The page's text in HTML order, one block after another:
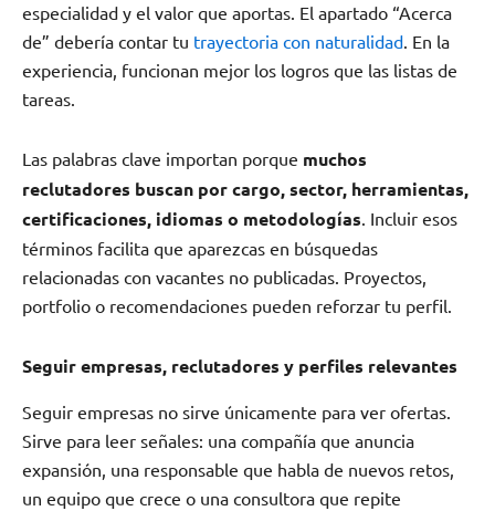
especialidad y el valor que aportas. El apartado “Acerca
de” debería contar tu trayectoria con naturalidad. En la
experiencia, funcionan mejor los logros que las listas de
tareas.
Las palabras clave importan porque muchos
reclutadores buscan por cargo, sector, herramientas,
certificaciones, idiomas o metodologías. Incluir esos
términos facilita que aparezcas en búsquedas
relacionadas con vacantes no publicadas. Proyectos,
portfolio o recomendaciones pueden reforzar tu perfil.
Seguir empresas, reclutadores y perfiles relevantes
Seguir empresas no sirve únicamente para ver ofertas.
Sirve para leer señales: una compañía que anuncia
expansión, una responsable que habla de nuevos retos,
un equipo que crece o una consultora que repite